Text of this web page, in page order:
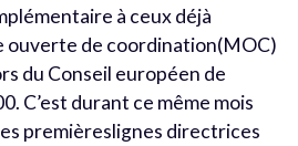
à ceux déjà
ouverte de coordination(MOC)
du Conseil européen de
C’est durant ce même mois
premièreslignes directrices